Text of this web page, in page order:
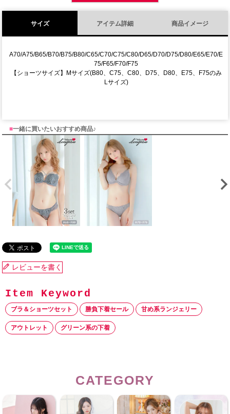
サイズ アイテム詳細 商品イメージ
A70/A75/B65/B70/B75/B80/C65/C70/C75/C80/D65/D70/D75/D80/E65/E70/E
75/F65/F70/F75
【ショーツサイズ】Mサイズ(B80、C75、C80、D75、D80、E75、F75のみ
Lサイズ)
■一緒に買いたいおすすめ商品♪
レビューを書く
ブラ＆ショーツセット 勝負下着セール 甘め系ランジェリー
アウトレット グリーン系の下着
CATEGORY